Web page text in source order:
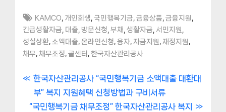
Tags:
KAMCO 개인회생 ,국민행복기금 ,금융상품 ,금융지원
긴급생활자금 대출 방문신청 부채 생활자금 서민지원
성실상환 소액대출 온라인신청 융자 자금지원 재정지원
채무 채무조정 콜센터 한국자산관리공사
글
내
P
r
e
한국자산관리공사 “국민행복기금 소액대출 대환대
부” 복지 지원혜택 신청방법과 구비서류
N
“국민행복기금 채무조정” 한국자산관리공사 복지